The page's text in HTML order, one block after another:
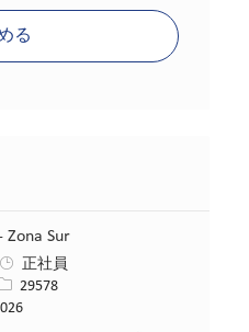
る
Zona Sur
正社員
人ID
29578